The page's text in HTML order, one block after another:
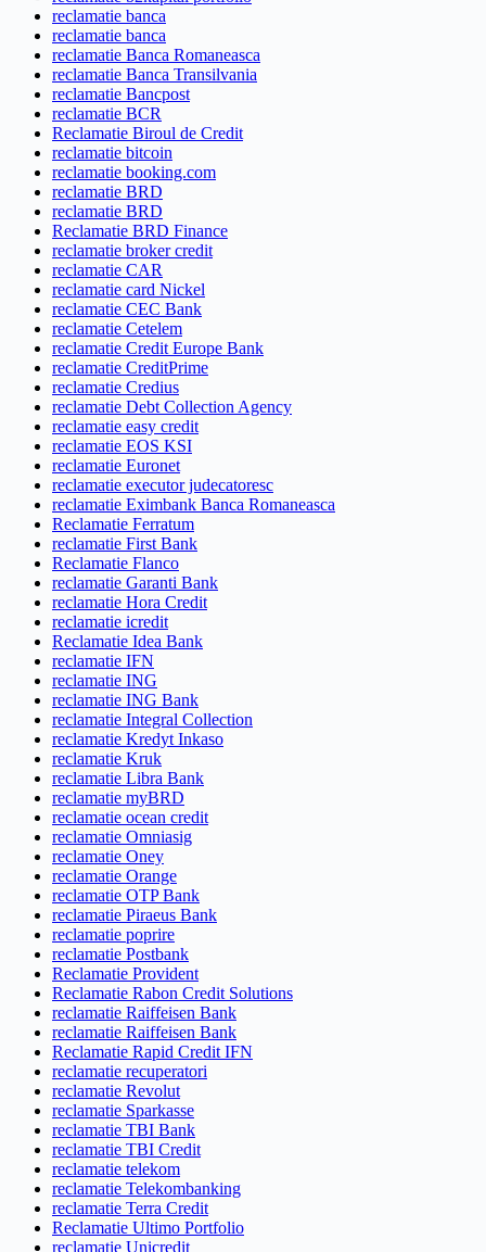
reclamatie banca
reclamatie banca
reclamatie Banca Romaneasca
reclamatie Banca Transilvania
reclamatie Bancpost
reclamatie BCR
Reclamatie Biroul de Credit
reclamatie bitcoin
reclamatie booking.com
reclamatie BRD
reclamatie BRD
Reclamatie BRD Finance
reclamatie broker credit
reclamatie CAR
reclamatie card Nickel
reclamatie CEC Bank
reclamatie Cetelem
reclamatie Credit Europe Bank
reclamatie CreditPrime
reclamatie Credius
reclamatie Debt Collection Agency
reclamatie easy credit
reclamatie EOS KSI
reclamatie Euronet
reclamatie executor judecatoresc
reclamatie Eximbank Banca Romaneasca
Reclamatie Ferratum
reclamatie First Bank
Reclamatie Flanco
reclamatie Garanti Bank
reclamatie Hora Credit
reclamatie icredit
Reclamatie Idea Bank
reclamatie IFN
reclamatie ING
reclamatie ING Bank
reclamatie Integral Collection
reclamatie Kredyt Inkaso
reclamatie Kruk
reclamatie Libra Bank
reclamatie myBRD
reclamatie ocean credit
reclamatie Omniasig
reclamatie Oney
reclamatie Orange
reclamatie OTP Bank
reclamatie Piraeus Bank
reclamatie poprire
reclamatie Postbank
Reclamatie Provident
Reclamatie Rabon Credit Solutions
reclamatie Raiffeisen Bank
reclamatie Raiffeisen Bank
Reclamatie Rapid Credit IFN
reclamatie recuperatori
reclamatie Revolut
reclamatie Sparkasse
reclamatie TBI Bank
reclamatie TBI Credit
reclamatie telekom
reclamatie Telekombanking
reclamatie Terra Credit
Reclamatie Ultimo Portfolio
reclamatie Unicredit